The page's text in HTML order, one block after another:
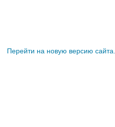
Перейти на новую версию сайта.